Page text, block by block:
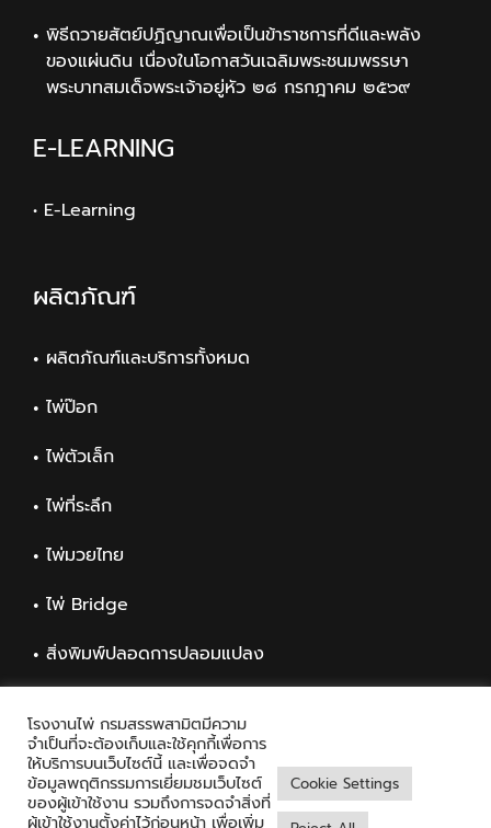
พิธีถวายสัตย์ปฏิญาณเพื่อเป็นข้าราชการที่ดีและพลัง
ของแผ่นดิน เนื่องในโอกาสวันเฉลิมพระชนมพรรษา
พระบาทสมเด็จพระเจ้าอยู่หัว ๒๘ กรกฎาคม ๒๕๖๙
E-LEARNING
• E-Learning
ผลิตภัณฑ์
ผลิตภัณฑ์และบริการทั้งหมด
ไพ่ป๊อก
ไพ่ตัวเล็ก
ไพ่ที่ระลึก
ไพ่มวยไทย
ไพ่ Bridge
สิ่งพิมพ์ปลอดการปลอมแปลง
โรงงานไพ่ กรมสรรพสามิตมีความ
จำเป็นที่จะต้องเก็บและใช้คุกกี้เพื่อการ
ให้บริการบนเว็บไซต์นี้ และเพื่อจดจำ
ข้อมูลพฤติกรรมการเยี่ยมชมเว็บไซต์
ของผู้เข้าใช้งาน รวมถึงการจดจำสิ่งที่
ผู้เข้าใช้งานตั้งค่าไว้ก่อนหน้า เพื่อเพิ่ม
Cookie Settings